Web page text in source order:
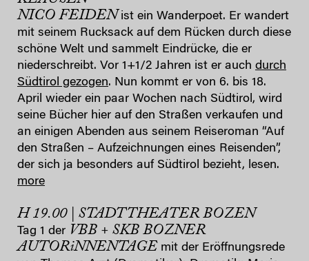
NICO FEIDEN ist ein Wanderpoet. Er wandert
mit seinem Rucksack auf dem Rücken durch diese
schöne Welt und sammelt Eindrücke, die er
niederschreibt. Vor 1+1/2 Jahren ist er auch durch
Südtirol gezogen. Nun kommt er von 6. bis 18.
April wieder ein paar Wochen nach Südtirol, wird
seine Bücher hier auf den Straßen verkaufen und
an einigen Abenden aus seinem Reiseroman “Auf
den Straßen – Aufzeichnungen eines Reisenden”,
der sich ja besonders auf Südtirol bezieht, lesen.
more
H 19.00 | STADTTHEATER BOZEN
Tag 1 der VBB + SKB BOZNER
AUTORiNNENTAGE mit der Eröffnungsrede